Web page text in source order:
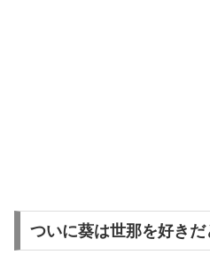
ついに葵は世那を好きだ